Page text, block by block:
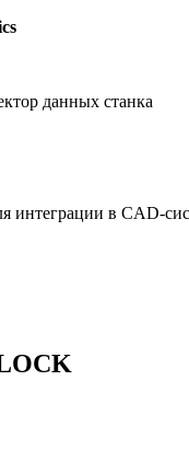
данных станка
интеграции в CAD-